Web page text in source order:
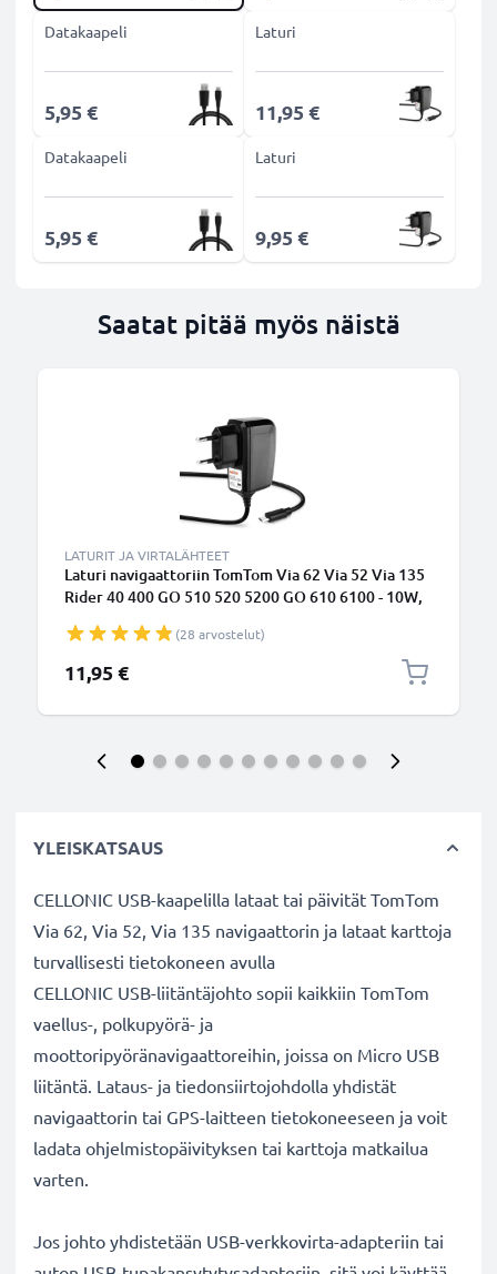
Datakaapeli
5,95 €
Laturi
11,95 €
Datakaapeli
5,95 €
Laturi
9,95 €
Saatat pitää myös näistä
LATURIT JA VIRTALÄHTEET
Laturi navigaattoriin TomTom Via 62 Via 52 Via 135
Rider 40 400 GO 510 520 5200 GO 610 6100 - 10W,
(28 arvostelut)
11,95 €
YLEISKATSAUS
CELLONIC USB-kaapelilla lataat tai päivität TomTom
Via 62, Via 52, Via 135 navigaattorin ja lataat karttoja
turvallisesti tietokoneen avulla
CELLONIC USB-liitäntäjohto sopii kaikkiin TomTom
vaellus-, polkupyörä- ja
moottoripyöränavigaattoreihin, joissa on Micro USB
liitäntä. Lataus- ja tiedonsiirtojohdolla yhdistät
navigaattorin tai GPS-laitteen tietokoneeseen ja voit
ladata ohjelmistopäivityksen tai karttoja matkailua
varten.
Jos johto yhdistetään USB-verkkovirta-adapteriin tai